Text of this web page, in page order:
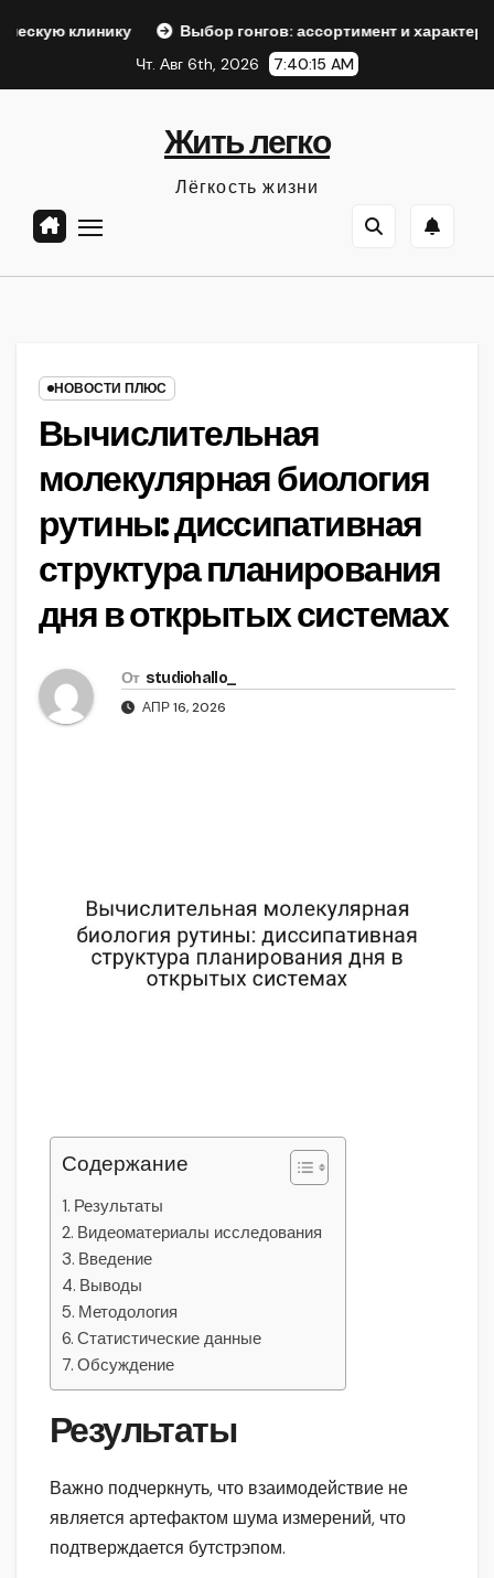
Выбор гонгов: ассортимент и характеристики
Чт. Авг 6th, 2026
7:40:17 AM
Жить легко
Лёгкость жизни
НОВОСТИ ПЛЮС
Вычислительная
молекулярная биология
рутины: диссипативная
структура планирования
дня в открытых системах
От studiohallo_
АПР 16, 2026
Содержание
Результаты
Видеоматериалы исследования
Введение
Выводы
Методология
Статистические данные
Обсуждение
Результаты
Важно подчеркнуть, что взаимодействие не
является артефактом шума измерений, что
подтверждается бутстрэпом.